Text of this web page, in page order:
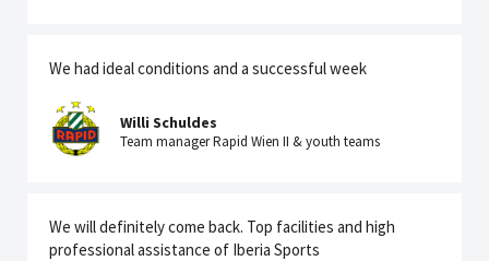
We had ideal conditions and a successful week
Willi Schuldes
Team manager Rapid Wien II & youth teams
We will definitely come back. Top facilities and high
professional assistance of Iberia Sports